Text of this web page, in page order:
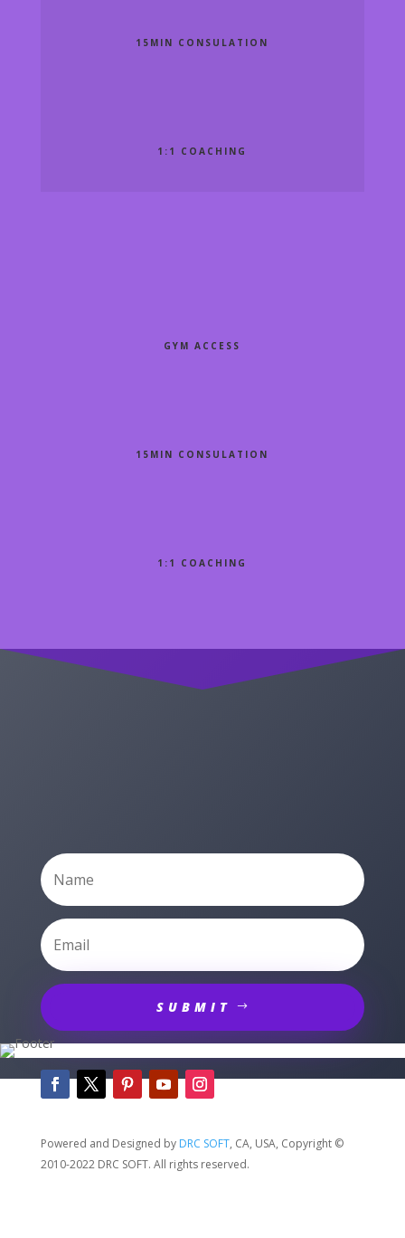
15MIN CONSULATION
1:1 COACHING
GYM ACCESS
15MIN CONSULATION
1:1 COACHING
SUBMIT
Powered and Designed by DRC SOFT, CA, USA, Copyright©
2010-2022 DRC SOFT. All rights reserved.